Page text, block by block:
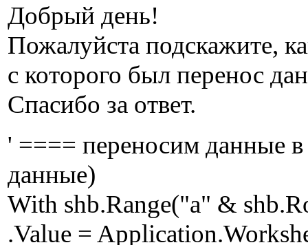
Добрый день!
Пожалуйста подскажите,
с которого был перенос
Спасибо за ответ.
' ==== переносим данные
данные)
With shb.Range("a" &
.Value =